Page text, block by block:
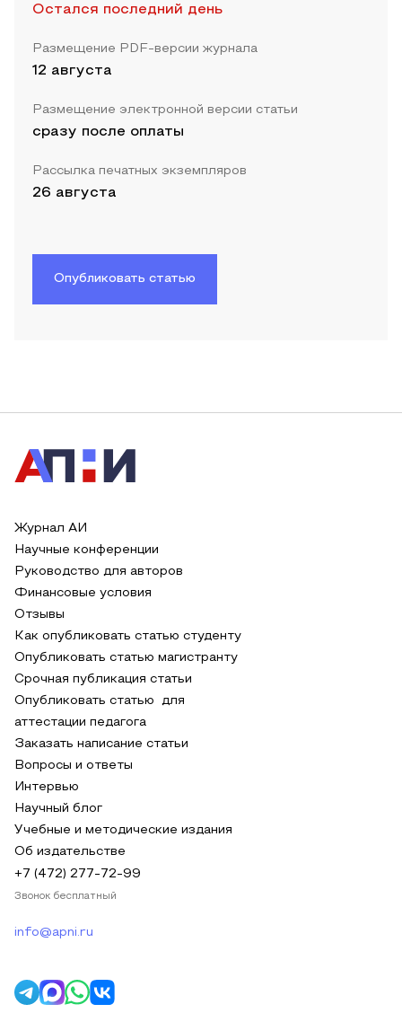
Остался последний день
Размещение PDF-версии журнала
12 августа
Размещение электронной версии статьи
сразу после оплаты
Рассылка печатных экземпляров
26 августа
Опубликовать статью
Журнал АИ
Научные конференции
Руководство для авторов
Финансовые условия
Отзывы
Как опубликовать статью студенту
Опубликовать статью магистранту
Срочная публикация статьи
Опубликовать статью для
аттестации педагога
Заказать написание статьи
Вопросы и ответы
Интервью
Научный блог
Учебные и методические издания
Об издательстве
+7 (472) 277-72-99
Звонок бесплатный
info@apni.ru